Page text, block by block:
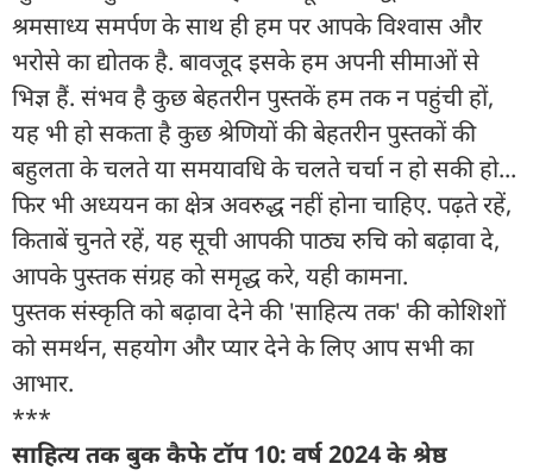
श्रमसाध्य समर्पण के साथ ही हम पर आपके विश्वास और
भरोसे का द्योतक है. बावजूद इसके हम अपनी सीमाओं से
भिज्ञ हैं. संभव है कुछ बेहतरीन पुस्तकें हम तक न पहुंची हों,
यह भी हो सकता है कुछ श्रेणियों की बेहतरीन पुस्तकों की
बहुलता के चलते या समयावधि के चलते चर्चा न हो सकी हो...
फिर भी अध्ययन का क्षेत्र अवरुद्ध नहीं होना चाहिए. पढ़ते रहें,
किताबें चुनते रहें, यह सूची आपकी पाठ्य रुचि को बढ़ावा दे,
आपके पुस्तक संग्रह को समृद्ध करे, यही कामना.
पुस्तक संस्कृति को बढ़ावा देने की 'साहित्य तक' की कोशिशों
को समर्थन, सहयोग और प्यार देने के लिए आप सभी का
आभार.
***
साहित्य तक बुक कैफे टॉप 10: वर्ष 2024 के श्रेष्ठ